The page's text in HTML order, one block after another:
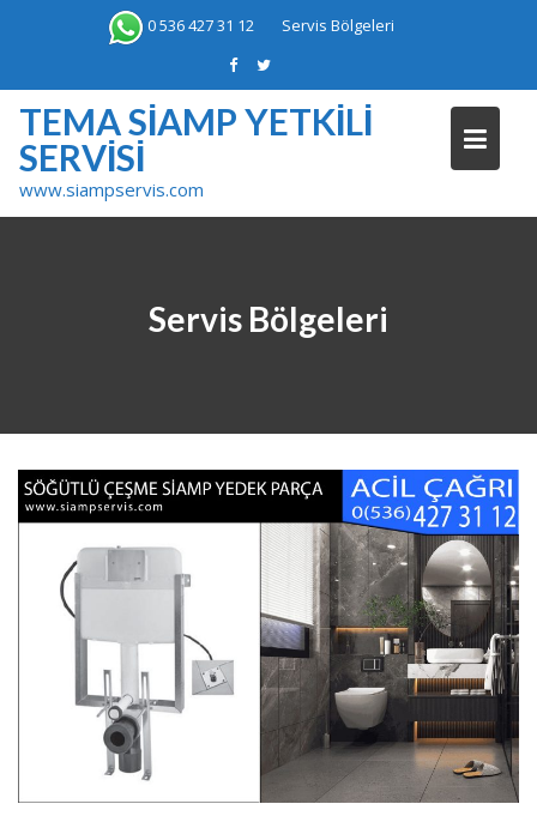
0 536 427 31 12 Servis Bölgeleri
TEMA SIAMP YETKILI
SERVISI
www.siampservis.com
Servis Bölgeleri